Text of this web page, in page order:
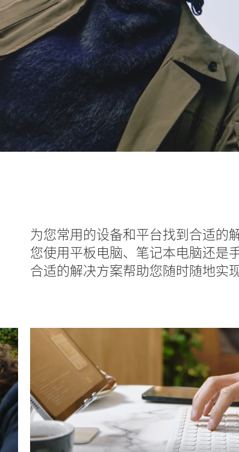
为您常用的设备和平台找到合适的
您使用平板电脑、笔记本电脑还是
合适的解决方案帮助您随时随地实